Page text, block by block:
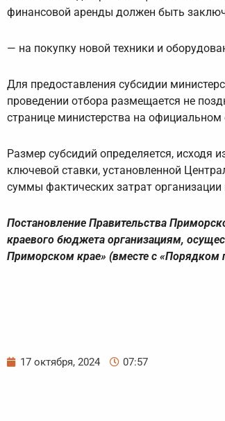
финансовой аренды должен быть
— на покупку новой техники и
Для предоставления субсидии
проведении отбора размещается не
странице министерства на официальном
Размер субсидий определяется, исходя
ключевой ставки, установленной
суммы фактических затрат
Постановление Правительства
краевого бюджета организациям,
Приморском крае» (вместе с «Порядком
17 октября, 2024 07:57